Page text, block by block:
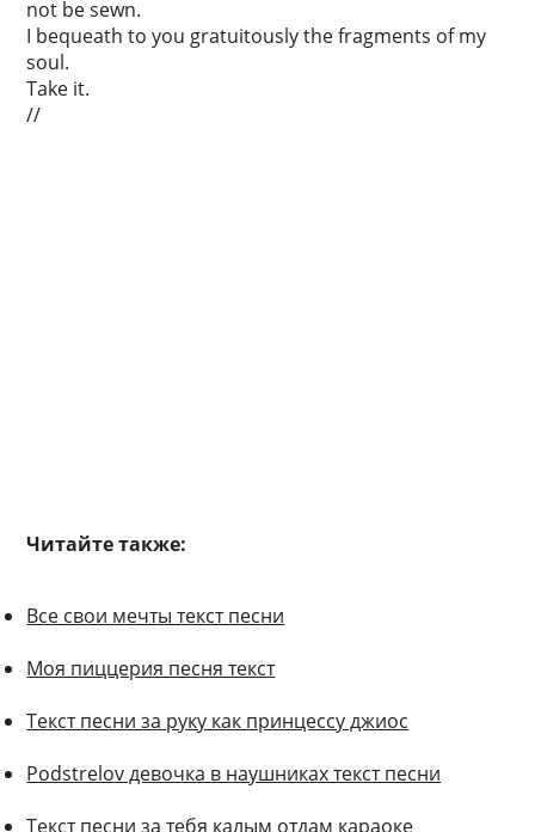
not be sewn.
I bequeath to you gratuitously the fragments of my
soul.
Take it.
//
Читайте также:
Все свои мечты текст песни
Моя пиццерия песня текст
Текст песни за руку как принцессу джиос
Podstrelov девочка в наушниках текст песни
Текст песни за тебя калым отдам караоке